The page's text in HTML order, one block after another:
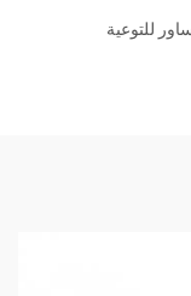
للتوعية